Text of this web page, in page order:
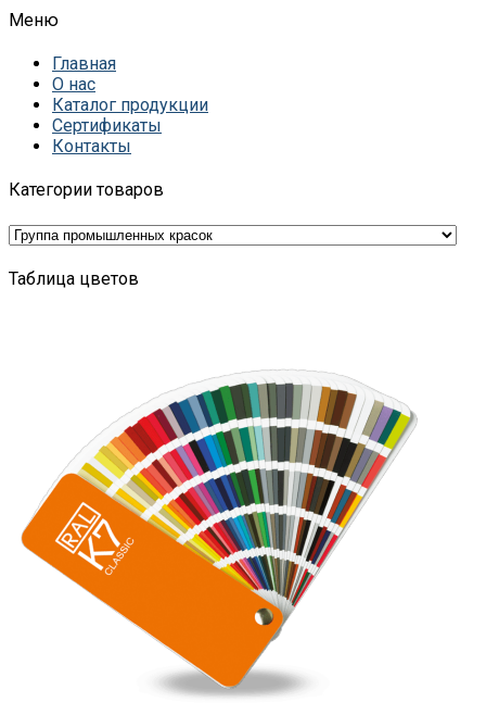
Меню
Главная
О нас
Каталог продукции
Сертификаты
Контакты
Категории товаров
Таблица цветов